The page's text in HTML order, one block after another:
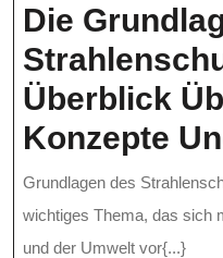
Die
Überblick
Konzepte
Grundlagen des
wichtiges Thema, das sich
und der Umwelt vor{...}